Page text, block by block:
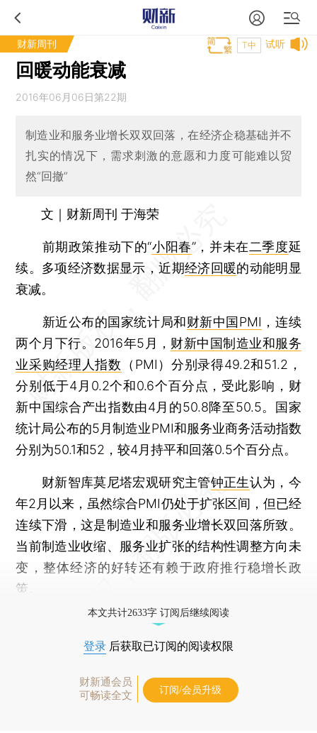
财新周刊 试听
T中
回暖动能衰减
2016年06月06日第22期
制造业和服务业增长双双回落，在经济企稳基础并不
扎实的情况下，需求刺激的意愿和力度可能难以贸
然“回撤”
文｜财新周刊 于海荣
前期政策推动下的“小阳春”，并未在二季度延
续。多项经济数据显示，近期经济回暖的动能明显
衰减。
新近公布的国家统计局和财新中国PMI ，连续
两个月下行。2016年5月， 财新中国制造业和服务
业采购经理人指数 （PMI）分别录得49.2和51.2，
分别低于4月0.2个和0.6个百分点，受此影响，财
新中国综合产出指数由4月的50.8降至50.5。国家
统计局公布的5月制造业PMI和服务业商务活动指数
分别为50.1和52，较4月持平和回落0.5个百分点。
财新智库莫尼塔宏观研究主管钟正生认为，今
年2月以来，虽然综合PMI仍处于扩张区间，但已经
连续下滑，这是制造业和服务业增长双回落所致。
当前制造业收缩、服务业扩张的结构性调整方向未
变，整体经济的好转还有赖于政府推行稳增长政
策。
本文共计2633字 订阅后继续阅读
登录 后获取已订阅的阅读权限
财新通会员
可畅读全文
订阅/会员升级